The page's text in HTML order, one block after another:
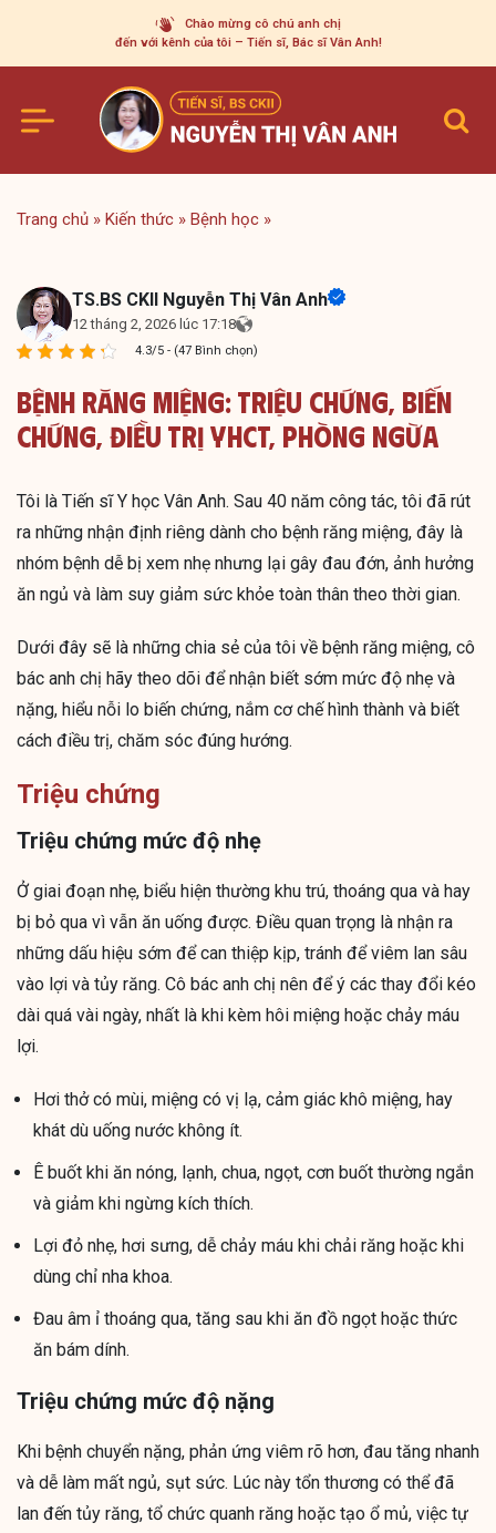
content
Chào mừng cô chú anh chị
đến với kênh của tôi – Tiến sĩ, Bác sĩ Vân Anh!
Trang chủ » Kiến thức » Bệnh học »
TS.BS CKII Nguyễn Thị Vân Anh
12 tháng 2, 2026 lúc 17:18
4.3/5 - (47 Bình chọn)
Bệnh Răng Miệng: Triệu Chứng, Biến
Chứng, Điều Trị YHCT, Phòng Ngừa
Tôi là Tiến sĩ Y học Vân Anh. Sau 40 năm công tác, tôi đã rút
ra những nhận định riêng dành cho bệnh răng miệng, đây là
nhóm bệnh dễ bị xem nhẹ nhưng lại gây đau đớn, ảnh hưởng
ăn ngủ và làm suy giảm sức khỏe toàn thân theo thời gian.
Dưới đây sẽ là những chia sẻ của tôi về bệnh răng miệng, cô
bác anh chị hãy theo dõi để nhận biết sớm mức độ nhẹ và
nặng, hiểu nỗi lo biến chứng, nắm cơ chế hình thành và biết
cách điều trị, chăm sóc đúng hướng.
Triệu chứng
Triệu chứng mức độ nhẹ
Ở giai đoạn nhẹ, biểu hiện thường khu trú, thoáng qua và hay
bị bỏ qua vì vẫn ăn uống được. Điều quan trọng là nhận ra
những dấu hiệu sớm để can thiệp kịp, tránh để viêm lan sâu
vào lợi và tủy răng. Cô bác anh chị nên để ý các thay đổi kéo
dài quá vài ngày, nhất là khi kèm hôi miệng hoặc chảy máu
lợi.
Hơi thở có mùi, miệng có vị lạ, cảm giác khô miệng, hay
khát dù uống nước không ít.
Ê buốt khi ăn nóng, lạnh, chua, ngọt, cơn buốt thường ngắn
và giảm khi ngừng kích thích.
Lợi đỏ nhẹ, hơi sưng, dễ chảy máu khi chải răng hoặc khi
dùng chỉ nha khoa.
Đau âm ỉ thoáng qua, tăng sau khi ăn đồ ngọt hoặc thức
ăn bám dính.
Triệu chứng mức độ nặng
Khi bệnh chuyển nặng, phản ứng viêm rõ hơn, đau tăng nhanh
và dễ làm mất ngủ, sụt sức. Lúc này tổn thương có thể đã
lan đến tủy răng, tổ chức quanh răng hoặc tạo ổ mủ, việc tự